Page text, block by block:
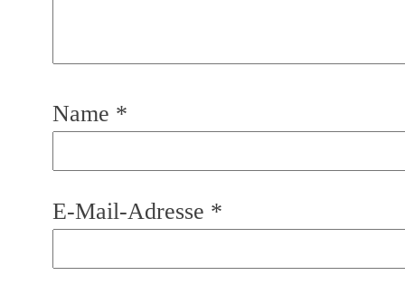
Name *
E-Mail-Adresse *